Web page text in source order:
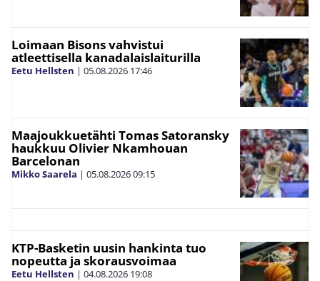
Loimaan Bisons vahvistui
atleettisella kanadalaislaiturilla
Eetu Hellsten | 05.08.2026 17:46
Maajoukkuetähti Tomas Satoransky
haukkuu Olivier Nkamhouan
Barcelonan
Mikko Saarela | 05.08.202609:15
KTP-Basketin uusin hankinta tuo
nopeutta ja skorausvoimaa
Eetu Hellsten | 04.08.2026 19:08